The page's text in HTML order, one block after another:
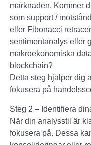
marknaden. Kommer
som support /
eller Fibonacci
sentimentanalys eller
makroekonomiska
blockchain?
Detta steg hjälper dig
fokusera på
Steg 2 – Identifiera
När din analysstil är
fokusera på. Dessa